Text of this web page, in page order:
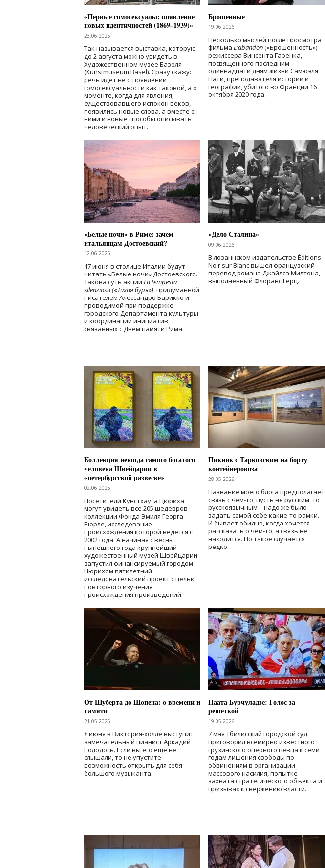
«Первые гомосексуалы: появление
новых идентичностей (1869–1939)»
23.06.2026
Так называется выставка, которую
до 2 августа можно увидеть в
Художественном музее Базеля
(Kunstmuseum Basel). Сразу скажу:
речь идет не о появлении
гомосексуальности как таковой, а о
моменте, когда для явления,
существовавшего испокон веков,
появились новые слова, а вместе с
ними и новые способы описывать
человеческий опыт.
Брошенные
19.06.2026
Несколько мыслей после просмотра
фильма L'abandon(«Брошенность»)
режиссера Винсента Гаренка,
посвященного последним
одиннадцати дням жизни Самюэля
Пати, преподавателя истории и
географии, убитого во Франции 16
октября 2020 года.
«Белые ночи» в Риме: зачем
итальянцам Достоевский?
12.06.2026
17 июня в столице Италии будут
читать «Белые ночи» Достоевского.
Такова суть акции La tempesta
silenziosa («Тихая буря»), придуманной
писателем Алессандро Барикко и
проводимой при поддержке
городского Департамента культуры
и координации инициатив,
связанных с Днем памяти Рима.
«Дело Сталина»
09.06.2026
В лозаннском издательстве Éditions
Noir sur Blanc вышел французский
перевод романа Джайлса Милтона,
выполненный Флоранс Герц.
Коллекция некогда самого богатого
человека Швейцарии в
«петербургской развеске»
02.06.2026
Посетители Кунстхауса Цюриха
могут увидеть все 205 шедевров
коллекции Фонда Эмиля Георга
Бюрле, исследование
происхождения которой ведется с
2002 года. А начиная с весны
нынешнего года крупнейший
художественный музей Швейцарии
запустил финансируемый городом
Цюрихом пятилетний
исследовательский проект с целью
повторного изучения
происхождения произведений.
Пикник с Тарковским на борту
контейнеровоза
28.05.2026
Название моего блога предполагает
связь с чем-то, пусть не русским, то
русскоязычным – надо же было
задать самой себе какие-то рамки.
И бывает обидно, когда хочется
рассказать о чем-то, а связь не
находится. Но такое случается
редко.
От Шуберта до Шопена: о времени и
памяти
21.05.2026
8 июня в Виктория-холле выступит
замечательный пианист Аркадий
Володось. Если вы его еще не
слышали, то не упустите
возможность открыть для себя
большого музыканта.
Паата Бурчуладзе: Голос за
решеткой
19.05.2026
7 мая Тбилисский городской суд
приговорил всемирно известного
грузинского оперного певца к семи
годам лишения свободы по
обвинениям в организации
массового насилия, попытке
захвата стратегического объекта и
призывах к свержению власти.